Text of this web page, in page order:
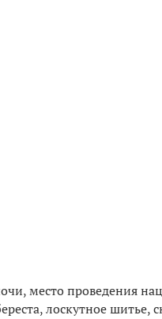
место проведения
лоскутное шитье,